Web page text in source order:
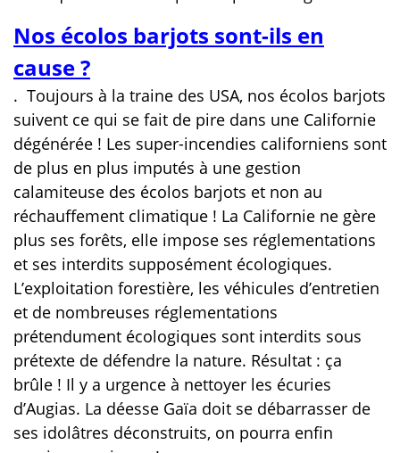
Nos écolos barjots sont-ils en
cause ?
. Toujours à la traine des USA, nos écolos barjots
suivent ce qui se fait de pire dans une Californie
dégénérée ! Les super-incendies californiens sont
de plus en plus imputés à une gestion
calamiteuse des écolos barjots et non au
réchauffement climatique ! La Californie ne gère
plus ses forêts, elle impose ses réglementations
et ses interdits supposément écologiques.
L’exploitation forestière, les véhicules d’entretien
et de nombreuses réglementations
prétendument écologiques sont interdits sous
prétexte de défendre la nature. Résultat : ça
brûle ! Il y a urgence à nettoyer les écuries
d’Augias. La déesse Gaïa doit se débarrasser de
ses idolâtres déconstruits, on pourra enfin